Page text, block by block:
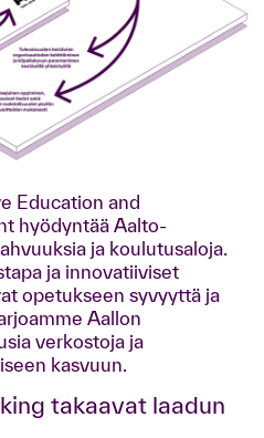
Education and
hyödyntää Aalto-
ja koulutusaloja.
ja innovatiiviset
opetukseen syvyyttä ja
Aallon
verkostoja ja
kasvuun.
takaavat laadun